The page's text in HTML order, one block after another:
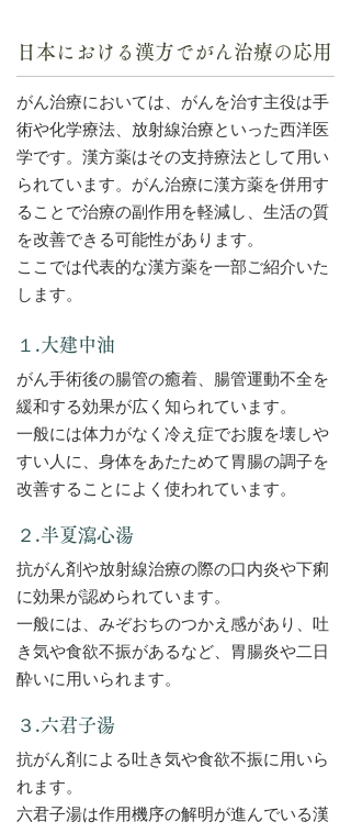
日本における漢方でがん治療の応用
がん治療においては、がんを治す主役は手
術や化学療法、放射線治療といった西洋医
学です。漢方薬はその支持療法として用い
られています。がん治療に漢方薬を併用す
ることで治療の副作用を軽減し、生活の質
を改善できる可能性があります。
ここでは代表的な漢方薬を一部ご紹介いた
します。
１.大建中油
がん手術後の腸管の癒着、腸管運動不全を
緩和する効果が広く知られています。
一般には体力がなく冷え症でお腹を壊しや
すい人に、身体をあたためて胃腸の調子を
改善することによく使われています。
２.半夏瀉心湯
抗がん剤や放射線治療の際の口内炎や下痢
に効果が認められています。
一般には、みぞおちのつかえ感があり、吐
き気や食欲不振があるなど、胃腸炎や二日
酔いに用いられます。
３.六君子湯
抗がん剤による吐き気や食欲不振に用いら
れます。
六君子湯は作用機序の解明が進んでいる漢